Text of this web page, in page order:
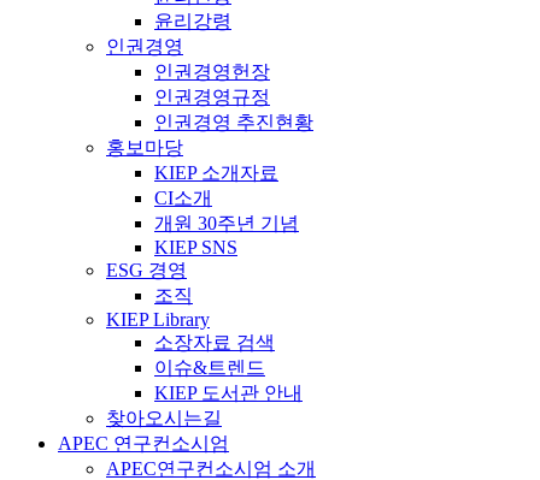
윤리강령
인권경영
인권경영헌장
인권경영규정
인권경영 추진현황
홍보마당
KIEP 소개자료
CI소개
개원 30주년 기념
KIEP SNS
ESG 경영
조직
KIEP Library
소장자료 검색
이슈&트렌드
KIEP 도서관 안내
찾아오시는길
APEC 연구컨소시엄
APEC연구컨소시엄 소개